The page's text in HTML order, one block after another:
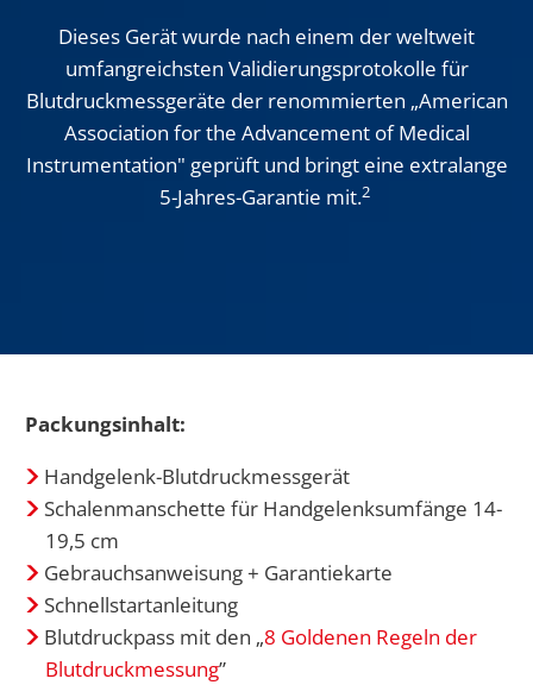
Dieses Gerät wurde nach einem der weltweit
umfangreichsten Validierungsprotokolle für
Blutdruckmessgeräte der renommierten „American
Association for the Advancement of Medical
Instrumentation" geprüft und bringt eine extralange
5-Jahres-Garantie mit.2
Packungsinhalt:
Handgelenk-Blutdruckmessgerät
Schalenmanschette für Handgelenksumfänge 14-
19,5 cm
Gebrauchsanweisung + Garantiekarte
Schnellstartanleitung
Blutdruckpass mit den „8 Goldenen Regeln der
Blutdruckmessung”